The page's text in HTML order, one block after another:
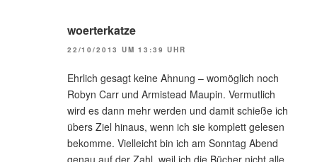
woerterkatze
22/10/2013 UM 13:39 UHR
Ehrlich gesagt keine Ahnung – womöglich noch
Robyn Carr und Armistead Maupin. Vermutlich
wird es dann mehr werden und damit schieße ich
übers Ziel hinaus, wenn ich sie komplett gelesen
bekomme. Vielleicht bin ich am Sonntag Abend
genau auf der Zahl, weil ich die Bücher nicht alle